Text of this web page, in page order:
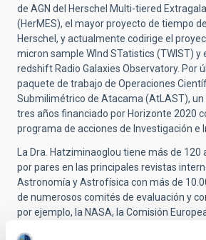
de AGN del Herschel Multi-tiered
(HerMES), el mayor proyecto de tiempo
Herschel, y actualmente codirige el
micron sample WInd STatistics (TWIST) y
redshift Radio Galaxies Observatory. Por
paquete de trabajo de Operaciones
Submilimétrico de Atacama (AtLAST), un
tres años financiado por Horizonte 2020
programa de acciones de Investigación e
La Dra. Hatziminaoglou tiene más de 120
por pares en las principales revistas
Astronomía y Astrofísica con más de
de numerosos comités de evaluación y
por ejemplo, la NASA, la Comisión